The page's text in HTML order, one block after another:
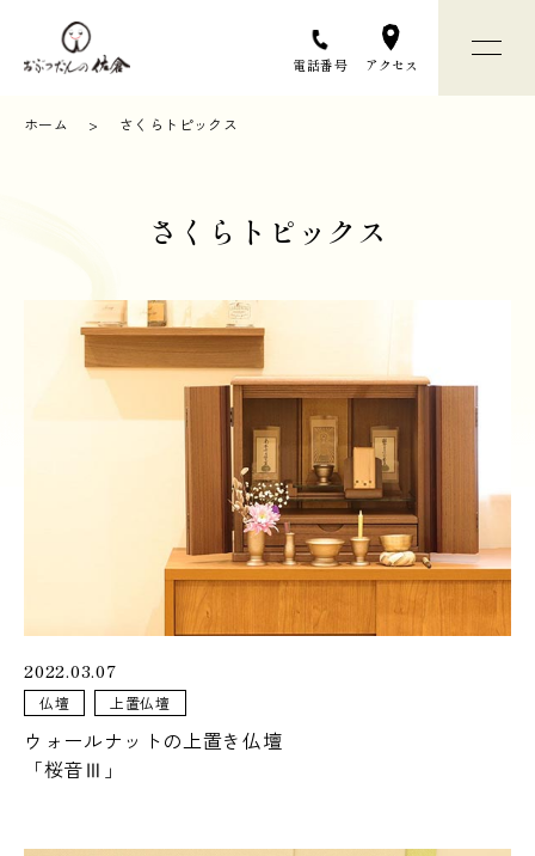
電話番号 アクセス
お仏壇選びについて
お仏壇 / お仏具
店舗と会社のご案内
おぶつだんの佐倉が運営するオンラインストア「佐倉幸保商
暮らしに寄り添う
仏壇・仏具
ホーム さくらトピックス
さくらトピックス
2022.03.07
仏壇 上置仏壇
ウォールナットの上置き仏壇
「桜音Ⅲ」